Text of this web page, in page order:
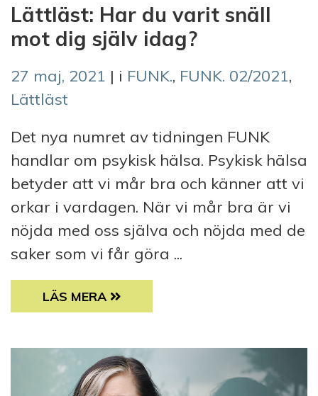
Lättläst: Har du varit snäll
mot dig själv idag?
27 maj, 2021 | i FUNK., FUNK. 02/2021,
Lättläst
Det nya numret av tidningen FUNK
handlar om psykisk hälsa. Psykisk hälsa
betyder att vi mår bra och känner att vi
orkar i vardagen. När vi mår bra är vi
nöjda med oss själva och nöjda med de
saker som vi får göra ...
LÄTTLÄST: HAR DU VARIT SNÄLL MOT DIG
LÄS MERA